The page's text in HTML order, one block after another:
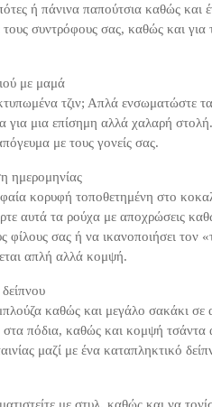
ή πάνινα παπούτσια καθώς και
τους συντρόφους σας, καθώς και
με μαμά
τζιν; Απλά
για μια επίσημη αλλά χαλαρή
με τους γονείς σας.
ημερομηνίας
κορυφή τοποθετημένη στο
αυτά τα ρούχα με αποχρώσεις
φίλους σας ή να ικανοποιήσει τον
απλή αλλά κομψή.
καθώς και μεγάλο σακάκι σε
πόδια, καθώς και κομψή τσάντα
μαζί με ένα καταπληκτικό